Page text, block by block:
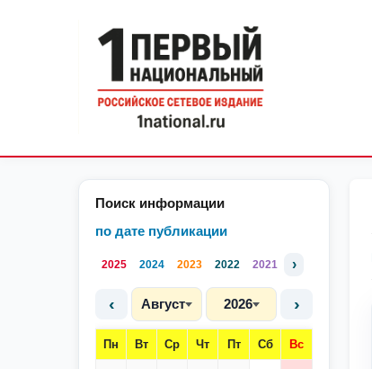
Поиск информации
по дате публикации
2025 2024 2023 2022 2021 ›
‹ Август 2026 ›
Пн Вт Ср Чт Пт Сб Вс